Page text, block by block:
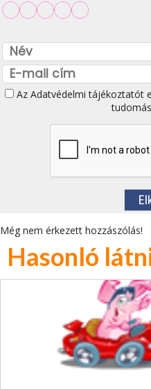
Az Adatvédelmi tájékoztatót
Még nem érkezett hozzászólás!
Hasonló